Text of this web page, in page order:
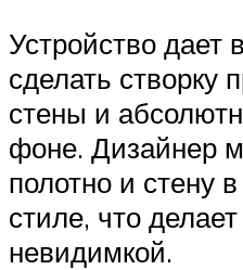
Устройство дает
сделать створку
стены и
фоне. Дизайнер
полотно и стену
стиле, что
невидимкой.